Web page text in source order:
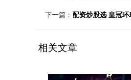
下一篇： 配资炒股选 皇冠
相关文章